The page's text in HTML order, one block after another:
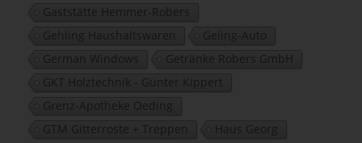
Gaststätte Hemmer-Robers
Gehling Haushaltswaren
Geling-Auto
German Windows
Getränke Robers GmbH
GKT Holztechnik - Günter Kippert
Grenz-Apotheke Oeding
GTM Gitterroste + Treppen
Haus Georg